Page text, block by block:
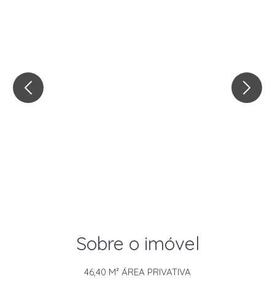
Sobre o imóvel
46,40 M² ÁREA PRIVATIVA